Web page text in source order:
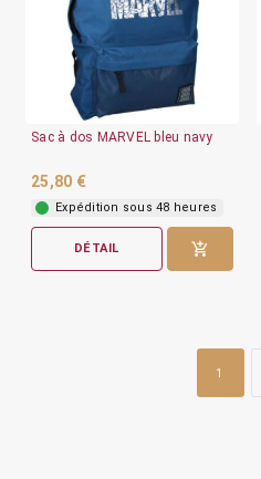
Sac à dos MARVEL bleu navy
25,80 €
Expédition sous 48 heures
DÉTAIL
1